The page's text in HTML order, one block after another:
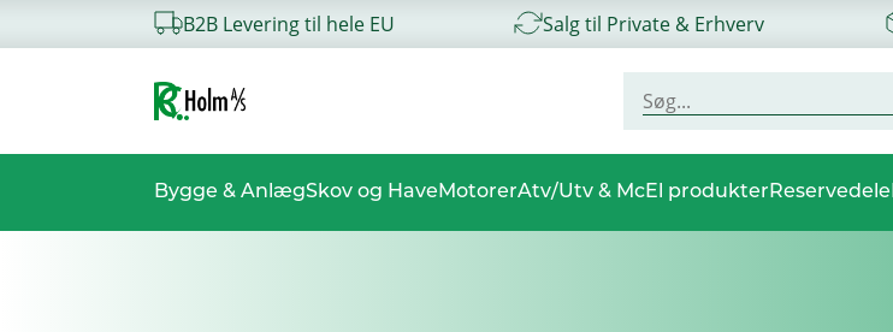
B2B Levering til hele EU Salg til Private & Erhverv
Bygge & AnlægSkov og Have MotorerAtv/Utv & McEl produkter Reservedele